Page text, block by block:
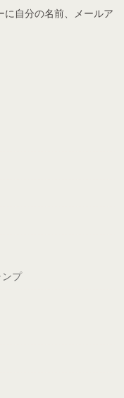
に自分の名前、メールア
プ